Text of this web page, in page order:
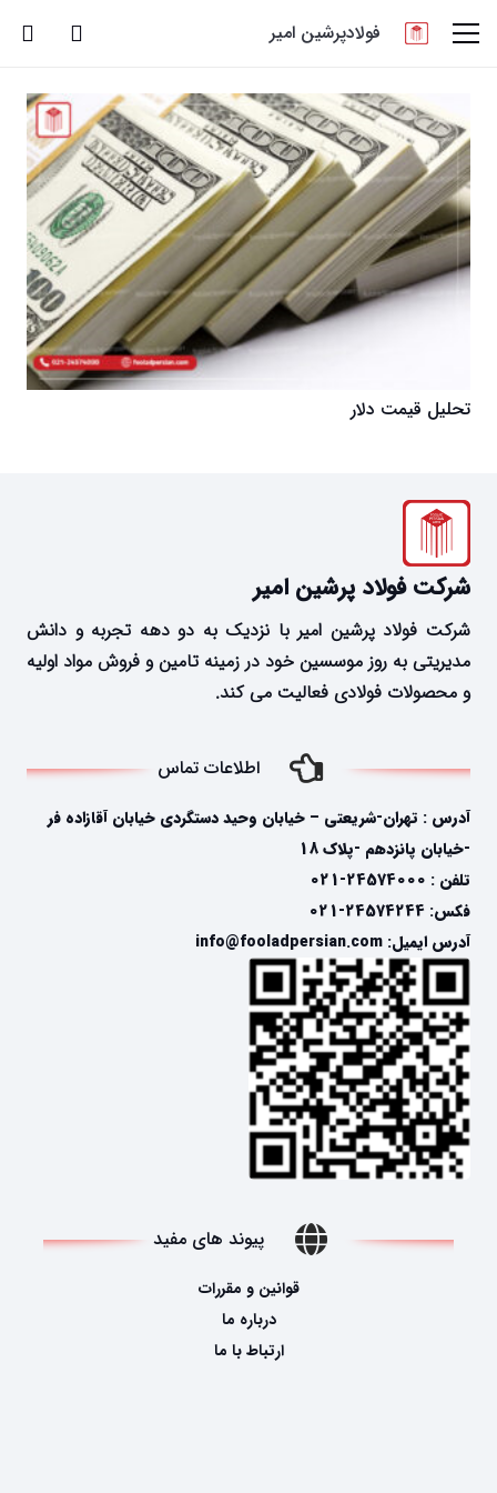
فولادپرشین امیر
تحلیل قیمت دلار
شرکت فولاد پرشین امیر
شرکت فولاد پرشین امیر با نزدیک به دو دهه تجربه و دانش
مدیریتی به روز موسسین خود در زمینه تامین و فروش مواد اولیه
و محصولات فولادی فعالیت می کند.
اطلاعات تماس
آدرس : تهران-شریعتی – خیابان وحید دستگردی خیابان آقازاده فر
-خیابان پانزدهم -پلاک 18
تلفن : 24574000-021
فکس: 24574244-021
آدرس ایمیل: info@fooladpersian.com
پیوند های مفید
قوانین و مقررات
درباره ما
ارتباط با ما